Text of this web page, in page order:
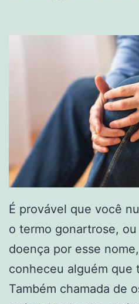
É provável que você
o termo gonartrose,
doença por esse
conheceu alguém que
Também chamada de